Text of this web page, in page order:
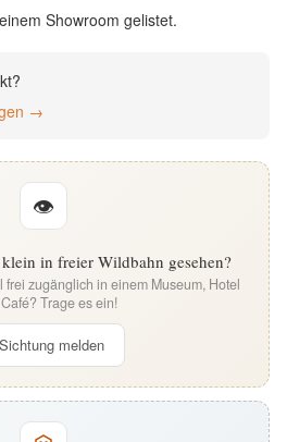
Showroom gelistet.
→
👁
in freier Wildbahn gesehen?
zugänglich in einem Museum, Hotel
Trage es ein!
Sichtung melden